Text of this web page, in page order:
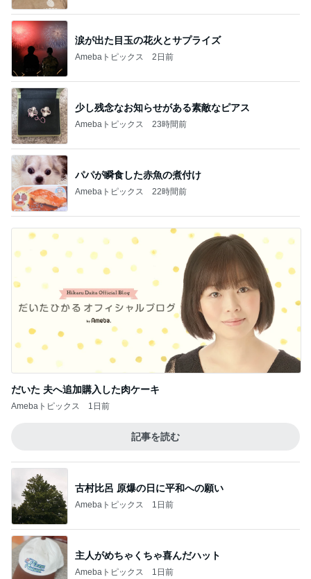
涙が出た目玉の花火とサプライズ
Amebaトピックス 2日前
少し残念なお知らせがある素敵なピアス
Amebaトピックス 23時間前
パパが瞬食した赤魚の煮付け
Amebaトピックス 22時間前
だいた 夫へ追加購入した肉ケーキ
Amebaトピックス 1日前
記事を読む
古村比呂 原爆の日に平和への願い
Amebaトピックス 1日前
主人がめちゃくちゃ喜んだハット
Amebaトピックス 1日前